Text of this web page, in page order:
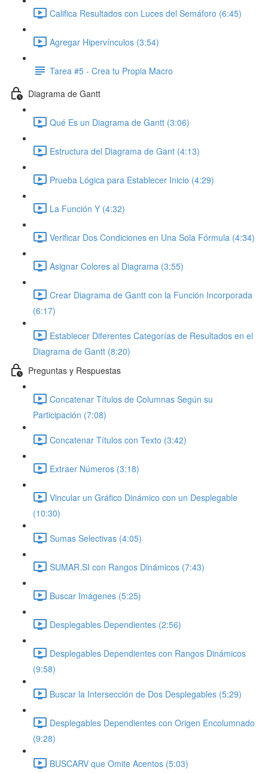
Califica Resultados con Luces del Semáforo (6:45)
Agregar Hipervínculos (3:54)
Tarea #5 - Crea tu Propia Macro
Diagrama de Gantt
Qué Es un Diagrama de Gantt (3:06)
Estructura del Diagrama de Gant (4:13)
Prueba Lógica para Establecer Inicio (4:29)
La Función Y (4:32)
Verificar Dos Condiciones en Una Sola Fórmula (4:34)
Asignar Colores al Diagrama (3:55)
Crear Diagrama de Gantt con la Función Incorporada
(6:17)
Establecer Diferentes Categorías de Resultados en el
Diagrama de Gantt (8:20)
Preguntas y Respuestas
Concatenar Títulos de Columnas Según su
Participación (7:08)
Concatenar Títulos con Texto (3:42)
Extraer Números (3:18)
Vincular un Gráfico Dinámico con un Desplegable
(10:30)
Sumas Selectivas (4:05)
SUMAR.SI con Rangos Dinámicos (7:43)
Buscar Imágenes (5:25)
Desplegables Dependientes (2:56)
Desplegables Dependientes con Rangos Dinámicos
(9:58)
Buscar la Intersección de Dos Desplegables (5:29)
Desplegables Dependientes con Origen Encolumnado
(9:28)
BUSCARV que Omite Acentos (5:03)